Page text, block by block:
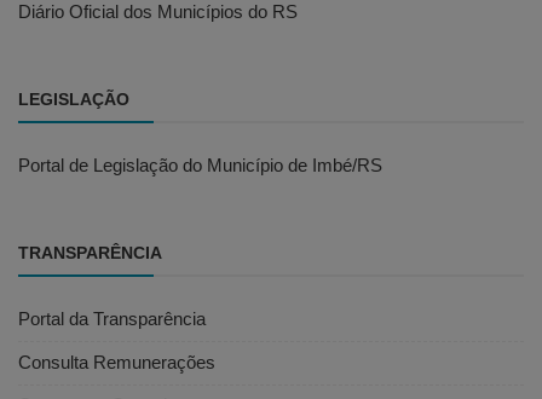
Diário Oficial dos Municípios do RS
LEGISLAÇÃO
Portal de Legislação do Município de Imbé/RS
TRANSPARÊNCIA
Portal da Transparência
Consulta Remunerações